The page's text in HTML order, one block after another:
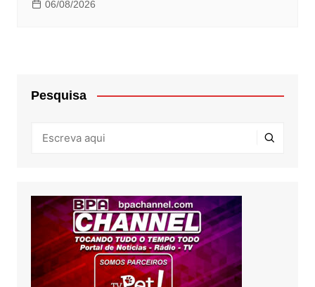
06/08/2026
Pesquisa